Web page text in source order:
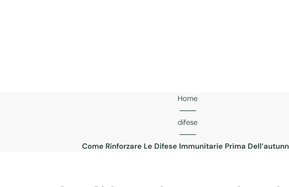
Home
───
difese
───
Come Rinforzare Le Difese Immunitarie Prima